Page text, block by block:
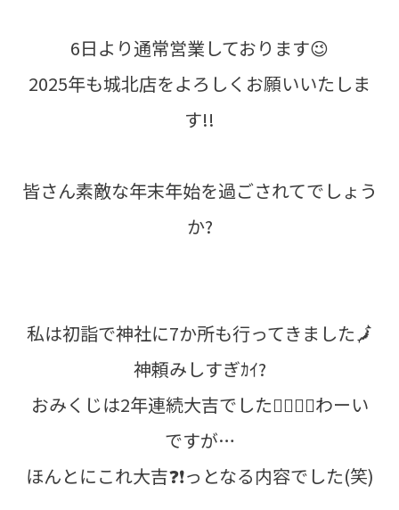
6日より通常営業しております😉
2025年も城北店をよろしくお願いいたしま
す!!
皆さん素敵な年末年始を過ごされてでしょう
か?
私は初詣で神社に7か所も行ってきました🗾
神頼みしすぎｶｲ?
おみくじは2年連続大吉でした✌🏼✌🏼わーい
ですが…
ほんとにこれ大吉❓❗っとなる内容でした(笑)